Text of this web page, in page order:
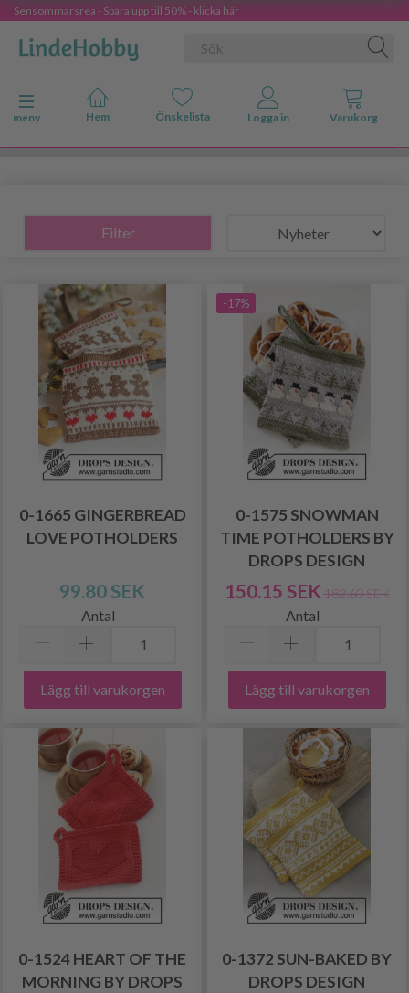
Sensommarsrea - Spara upp till 50% - klicka här
Ändra navigering
meny
Filter
0-1665 GINGERBREAD
LOVE POTHOLDERS
99.80 SEK
Antal
Lägg till varukorgen
-17%
0-1575 SNOWMAN
TIME POTHOLDERS BY
DROPS DESIGN
150.15 SEK 182.60 SEK
Antal
Lägg till varukorgen
0-1524 HEART OF THE
MORNING BY DROPS
0-1372 SUN-BAKED BY
DROPS DESIGN